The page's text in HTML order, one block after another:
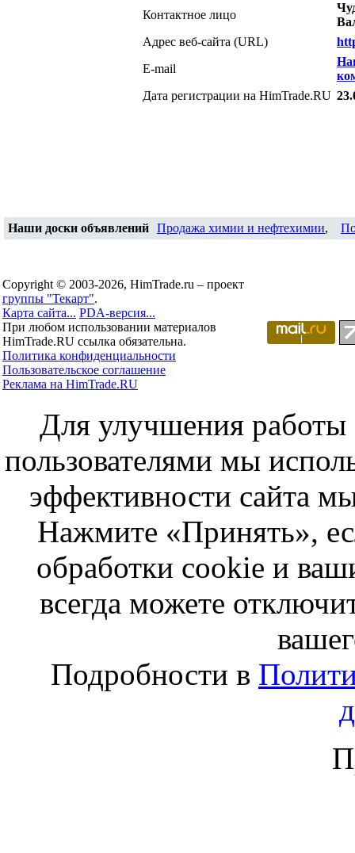
Контактное лицо
Адрес веб-сайта (URL)
E-mail
Дата регистрации на HimTrade.RU
Наши доски объявлений Продажа химии и нефтехимии,
Copyright © 2003-2026, HimTrade.ru – проект
группы "Текарт".
Карта сайта... PDA-версия...
При любом использовании материалов
HimTrade.RU ссылка обязательна.
Политика конфиденциальности
Пользовательское соглашение
Реклама на HimTrade.RU
Для улучшения работы
пользователями мы
эффективности сайта
Нажмите «Принять»,
обработки cookie и
всегда можете
Подробности в